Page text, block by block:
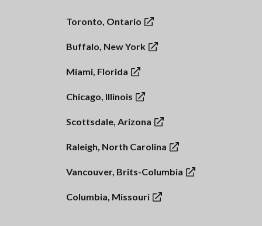
Toronto, Ontario
Buffalo, New York
Miami, Florida
Chicago, Illinois
Scottsdale, Arizona
Raleigh, North Carolina
Vancouver, Brits-Columbia
Columbia, Missouri